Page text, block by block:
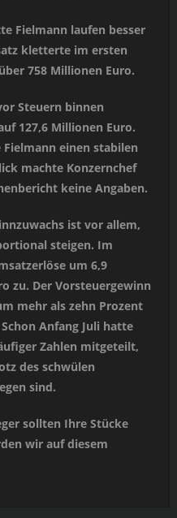
Fielmann laufen besser
kletterte im ersten
758 Millionen Euro.
Steuern binnen
127,6 Millionen Euro.
einen stabilen
machte Konzernchef
keine Angaben.
ist vor allem,
steigen. Im
um 6,9
zu. Der Vorsteuergewinn
mehr als zehn Prozent
Anfang Juli hatte
Zahlen mitgeteilt,
des schwülen
sind.
sollten Ihre Stücke
wir auf diesem